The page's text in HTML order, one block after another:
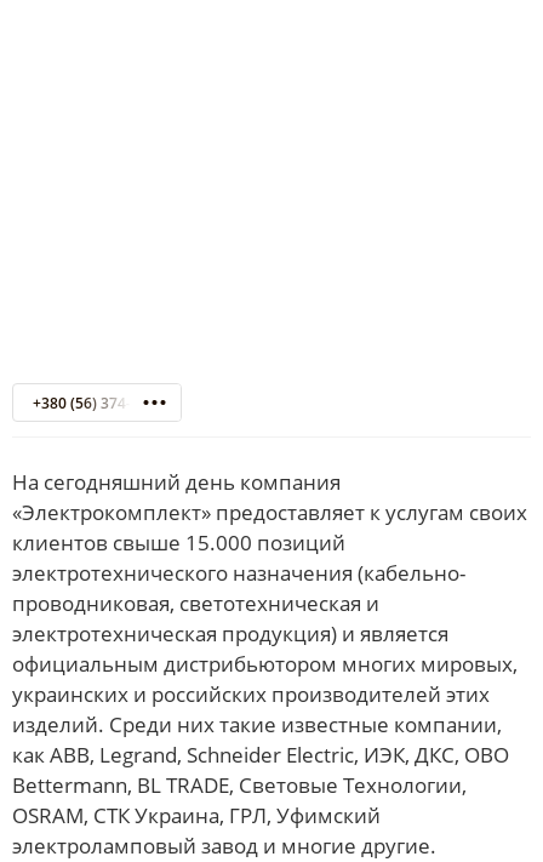
+380 (56) 374-87-60
На сегодняшний день компания
«Электрокомплект» предоставляет к услугам своих
клиентов свыше 15.000 позиций
электротехнического назначения (кабельно-
проводниковая, светотехническая и
электротехническая продукция) и является
официальным дистрибьютором многих мировых,
украинских и российских производителей этих
изделий. Среди них такие известные компании,
как АВВ, Legrand, Schneider Electric, ИЭК, ДКС, OBO
Bettermann, BL TRADE, Световые Технологии,
OSRAM, СТК Украина, ГРЛ, Уфимский
электроламповый завод и многие другие.